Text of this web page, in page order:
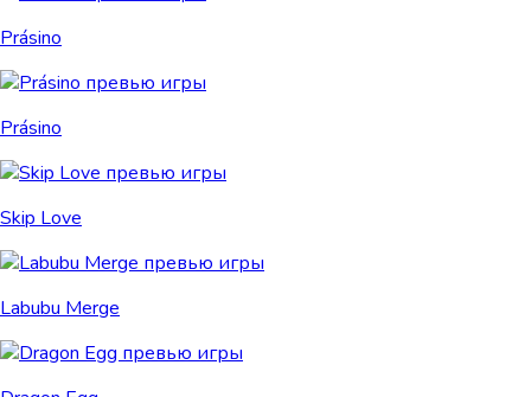
Prásino
Prásino
Skip Love
Labubu Merge